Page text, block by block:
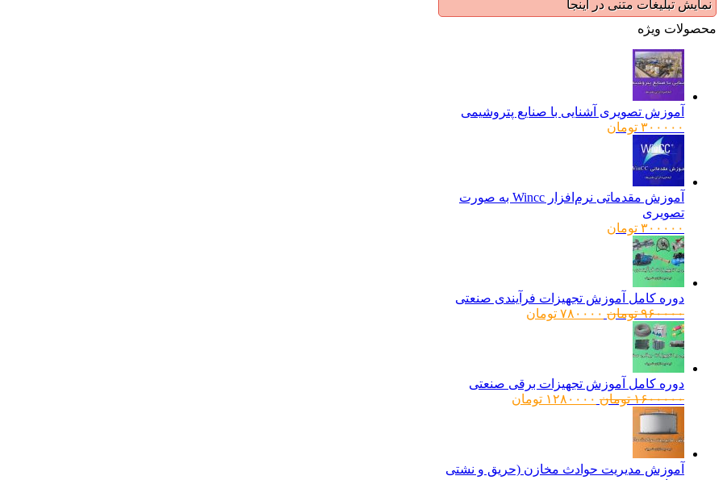
نمایش تبلیغات متنی در اینجا
محصولات ویژه
آموزش تصویری آشنایی با صنایع پتروشیمی
۳۰۰۰۰۰ تومان
آموزش مقدماتی نرم‌افزار Wincc به صورت
تصویری
۳۰۰۰۰۰ تومان
دوره کامل آموزش تجهیزات فرآیندی صنعتی
۹۶۰۰۰۰ تومان قیمت
۷۸۰۰۰۰ تومان
دوره کامل آموزش تجهیزات برقی صنعتی
۱۶۰۰۰۰۰ تومان قیمت
۱۲۸۰۰۰۰ تومان
آموزش مدیریت حوادث مخازن (حریق و نشتی